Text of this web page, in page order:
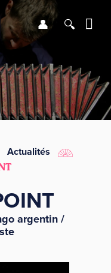
Se
Actualités
argentin /